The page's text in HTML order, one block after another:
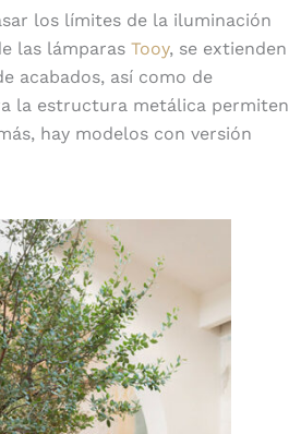
los límites de la iluminación
las lámparas Tooy, se extienden
acabados, así como de
la estructura metálica permiten
hay modelos con versión